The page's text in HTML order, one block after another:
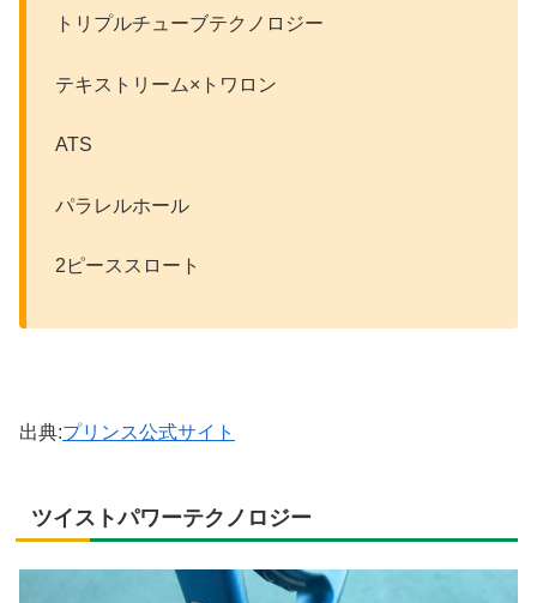
トリプルチューブテクノロジー
テキストリーム×トワロン
ATS
パラレルホール
2ピーススロート
出典:プリンス公式サイト
ツイストパワーテクノロジー